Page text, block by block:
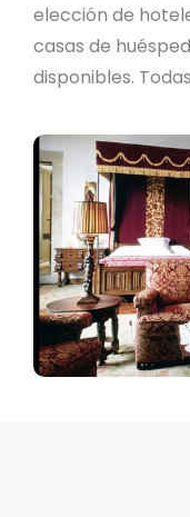
elección de
casas de
disponibles.